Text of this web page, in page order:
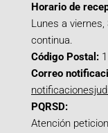
Horario de
Lunes a viernes,
continua.
Código Postal:
Correo
PQRSD:
Atención